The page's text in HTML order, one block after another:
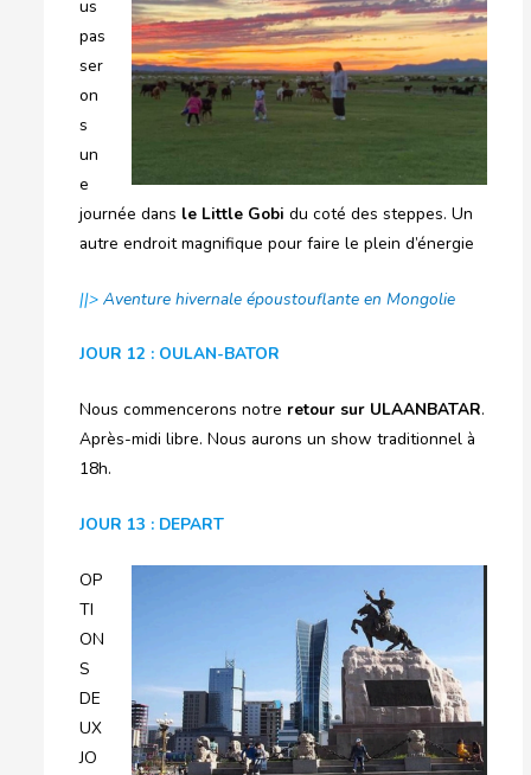
us
pas
ser
on
s
un
e
journée dans le Little Gobidu coté des steppes. Un
autre endroit magnifique pour faire le plein d’énergie
||>Aventure hivernale époustouflante en Mongolie
JOUR 12 : OULAN-BATOR
Nous commencerons notre retour sur ULAANBATAR.
Après-midi libre. Nous aurons un show traditionnel à
18h.
JOUR 13 : DEPART
OP
TI
ON
S
DE
UX
JO